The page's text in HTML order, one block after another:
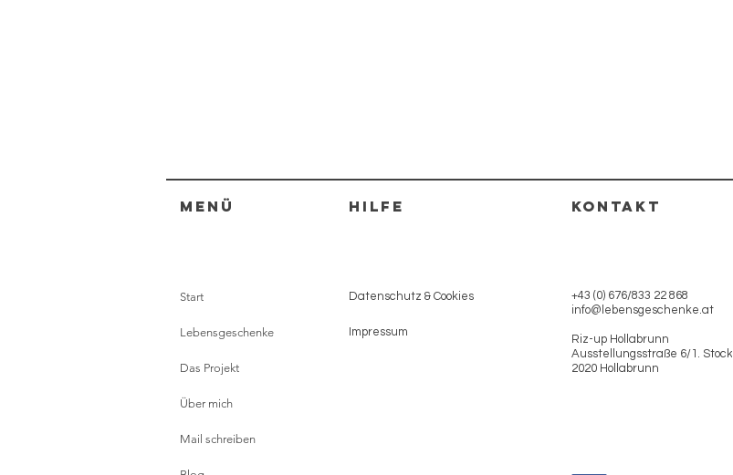
Menü HILFE
Start
Lebensgeschenke
Das Projekt
Über mich
Mail schreiben
Datenschutz & Cookies
Impressum
KONTAKT
+43 (0) 676/833 22 868
info@lebensgeschenke.at
Riz-up Hollabrunn
Ausstellungsstraße 6/1. Stock
2020 Hollabrunn